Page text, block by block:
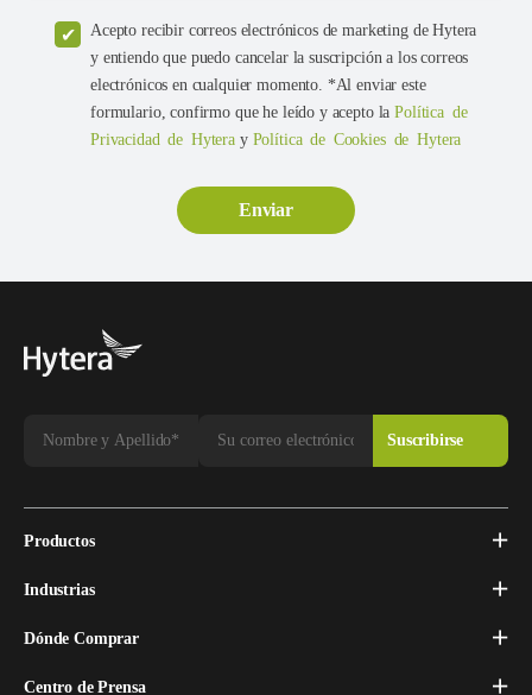
Acepto recibir correos electrónicos de marketing de Hytera
y entiendo que puedo cancelar la suscripción a los correos
electrónicos en cualquier momento. *Al enviar este
formulario, confirmo que he leído y acepto laPolítica de
Privacidad de Hytera y Política de Cookies de Hytera
Productos
Industrias
Dónde Comprar
Centro de Prensa